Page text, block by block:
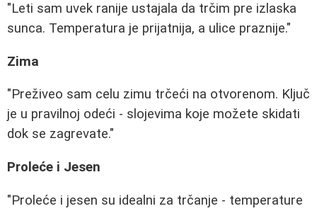
"Leti sam uvek ranije ustajala da trčim pre izlaska
sunca. Temperatura je prijatnija, a ulice praznije."
Zima
"Preživeo sam celu zimu trčeći na otvorenom. Ključ
je u pravilnoj odeći - slojevima koje možete skidati
dok se zagrevate."
Proleće i Jesen
"Proleće i jesen su idealni za trčanje - temperature